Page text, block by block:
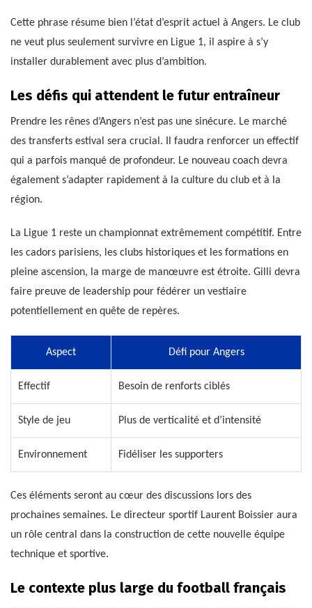
Cette phrase résume bien l’état d’esprit actuel à Angers. Le club
ne veut plus seulement survivre en Ligue 1, il aspire à s’y
installer durablement avec plus d’ambition.
Les défis qui attendent le futur entraîneur
Prendre les rênes d’Angers n’est pas une sinécure. Le marché
des transferts estival sera crucial. Il faudra renforcer un effectif
qui a parfois manqué de profondeur. Le nouveau coach devra
également s’adapter rapidement à la culture du club et à la
région.
La Ligue 1 reste un championnat extrêmement compétitif. Entre
les cadors parisiens, les clubs historiques et les formations en
pleine ascension, la marge de manœuvre est étroite. Gilli devra
faire preuve de leadership pour fédérer un vestiaire
potentiellement en quête de repères.
Aspect Défi pour Angers
Effectif Besoin de renforts ciblés
Style de jeu Plus de verticalité et d’intensité
Environnement Fidéliser les supporters
Ces éléments seront au cœur des discussions lors des
prochaines semaines. Le directeur sportif Laurent Boissier aura
un rôle central dans la construction de cette nouvelle équipe
technique et sportive.
Le contexte plus large du football français